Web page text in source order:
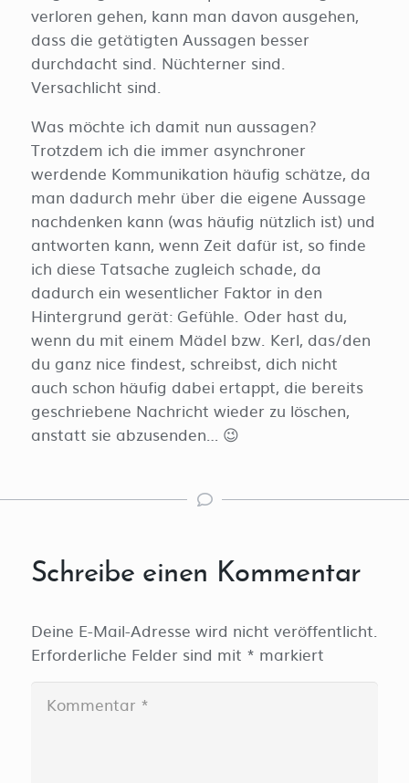
verloren gehen, kann man davon ausgehen,
dass die getätigten Aussagen besser
durchdacht sind. Nüchterner sind.
Versachlicht sind.
Was möchte ich damit nun aussagen?
Trotzdem ich die immer asynchroner
werdende Kommunikation häufig schätze, da
man dadurch mehr über die eigene Aussage
nachdenken kann (was häufig nützlich ist) und
antworten kann, wenn Zeit dafür ist, so finde
ich diese Tatsache zugleich schade, da
dadurch ein wesentlicher Faktor in den
Hintergrund gerät: Gefühle. Oder hast du,
wenn du mit einem Mädel bzw. Kerl, das/den
du ganz nice findest, schreibst, dich nicht
auch schon häufig dabei ertappt, die bereits
geschriebene Nachricht wieder zu löschen,
anstatt sie abzusenden… 😉
Schreibe einen Kommentar
Deine E-Mail-Adresse wird nicht veröffentlicht.
Erforderliche Felder sind mit * markiert